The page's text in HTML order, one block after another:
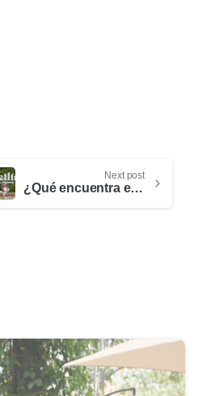
Next post
¿Qué encuentra el viajero en Medellín? Un Destino Turístico Inteligente